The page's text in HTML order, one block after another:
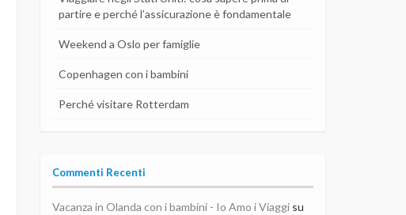
partire e perché l’assicurazione è fondamentale
Weekend a Oslo per famiglie
Copenhagen con i bambini
Perché visitare Rotterdam
Commenti Recenti
Vacanza in Olanda con i bambini - Io Amo i Viaggi su